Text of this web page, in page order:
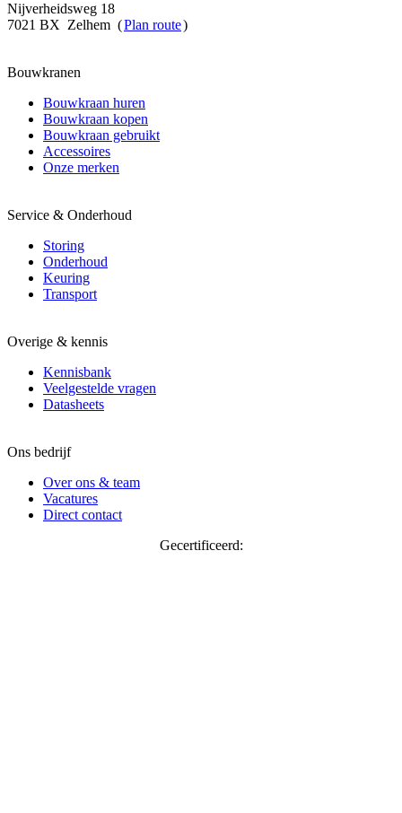
Nijverheidsweg 18
7021 BX Zelhem (Plan route)
Bouwkranen
Bouwkraan huren
Bouwkraan kopen
Bouwkraan gebruikt
Accessoires
Onze merken
Service & Onderhoud
Storing
Onderhoud
Keuring
Transport
Overige & kennis
Kennisbank
Veelgestelde vragen
Datasheets
Ons bedrijf
Over ons & team
Vacatures
Direct contact
Gecertificeerd: